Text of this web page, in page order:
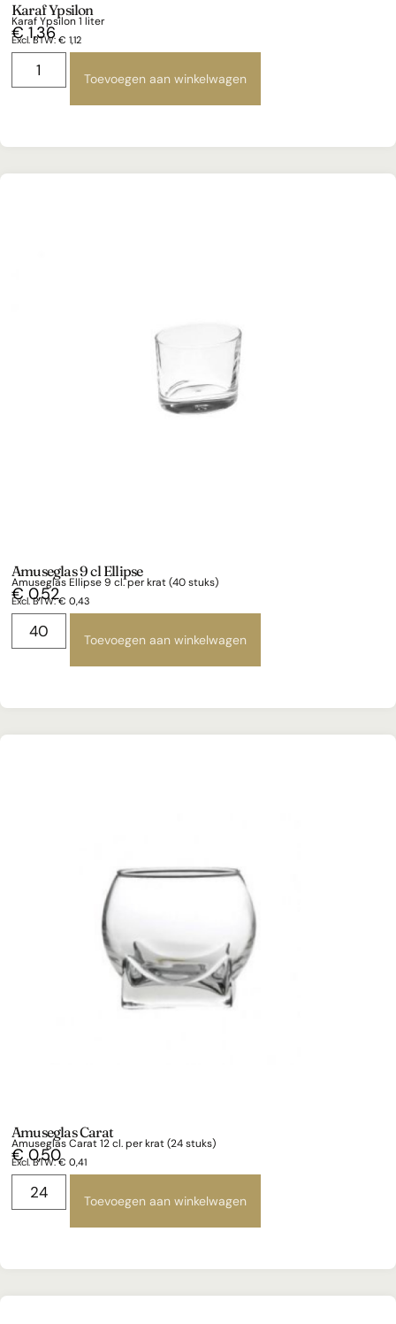
Karaf Ypsilon
Karaf Ypsilon 1 liter
€1,36
Excl. BTW: € 1,12
Toevoegen aan winkelwagen
Amuseglas 9 cl Ellipse
Amuseglas Ellipse 9 cl. per krat (40 stuks)
€0,52
Excl. BTW:€ 0,43
Toevoegen aan winkelwagen
Amuseglas Carat
Amuseglas Carat 12 cl. per krat (24 stuks)
€0,50
Excl. BTW:€ 0,41
Toevoegen aan winkelwagen